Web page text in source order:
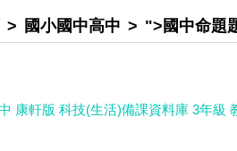
國小國中高中 ">國中命題
康軒版 科技(生活)備課資料庫 3年級